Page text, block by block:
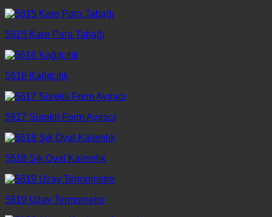
5615 Kare Para Tabağı
5616 Kağıtçılık
5617 Sürekli Form Ayıracı
5618 Şık Oval Kalemlik
5619 Uzay Termometre